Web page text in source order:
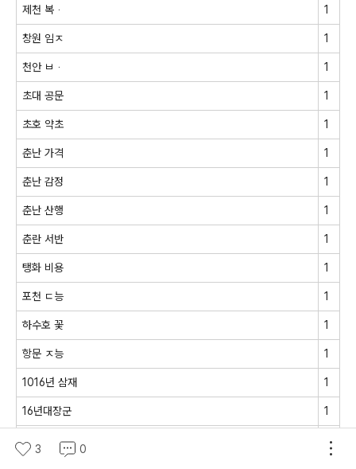
제천 복ᆞ 1
창원 임ㅈ 1
천안 ㅂᆞ 1
초대 공문 1
초호 약초 1
춘난 가격 1
춘난 감정 1
춘난 산행 1
춘란 서반 1
탱화 비용 1
포천 ㄷ능 1
하수호 꽃 1
항문 ㅈ능 1
1016년 삼재 1
16년대장군 1
16년복단일
3 0